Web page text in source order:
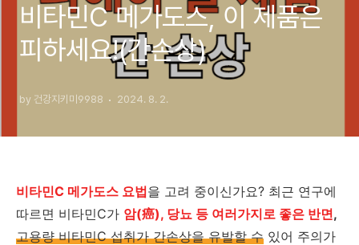
비타민C 메가도스, 이 제품은
피하세요!(간손상)
by 건강지키미9988 2024. 8. 2.
비타민C 메가도스 요법을 고려 중이신가요? 최근 연구에
따르면 비타민C가 암(癌), 당뇨 등 여러가지로 좋은 반면,
고용량 비타민C 섭취가 간손상을 유발할 수 있어 주의가